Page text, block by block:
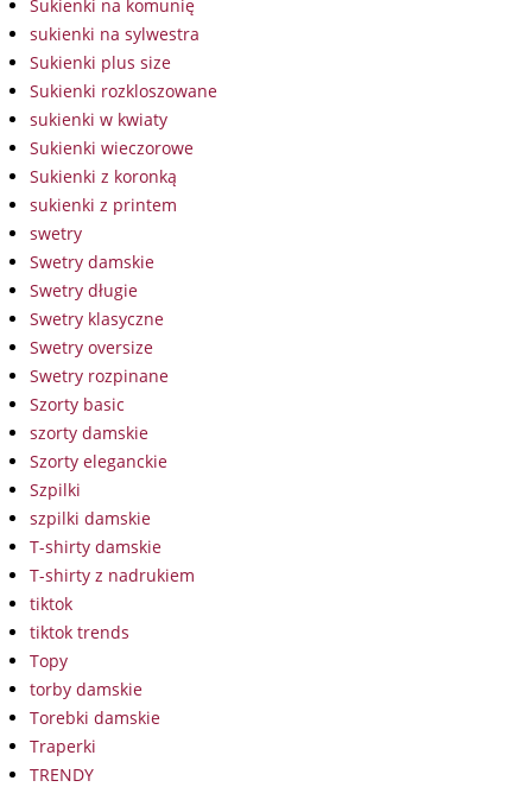
Sukienki na komunię
sukienki na sylwestra
Sukienki plus size
Sukienki rozkloszowane
sukienki w kwiaty
Sukienki wieczorowe
Sukienki z koronką
sukienki z printem
swetry
Swetry damskie
Swetry długie
Swetry klasyczne
Swetry oversize
Swetry rozpinane
Szorty basic
szorty damskie
Szorty eleganckie
Szpilki
szpilki damskie
T-shirty damskie
T-shirty z nadrukiem
tiktok
tiktok trends
Topy
torby damskie
Torebki damskie
Traperki
TRENDY